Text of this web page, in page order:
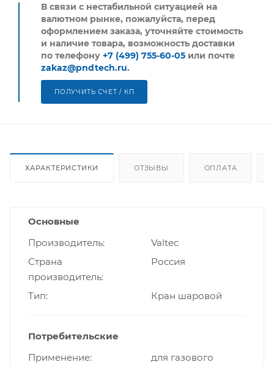
В связи с нестабильной ситуацией на
валютном рынке, пожалуйста, перед
оформлением заказа, уточняйте стоимость
и наличие товара, возможность доставки
по телефону +7 (499) 755-60-05 или почте
zakaz@pndtech.ru.
ПОЛУЧИТЬ СЧЕТ / КП
ХАРАКТЕРИСТИКИ ОТЗЫВЫ ОПЛАТА
Основные
Производитель
Valtec
Страна
производитель
Россия
Тип Кран шаровой
Потребительские
Применение
для газового